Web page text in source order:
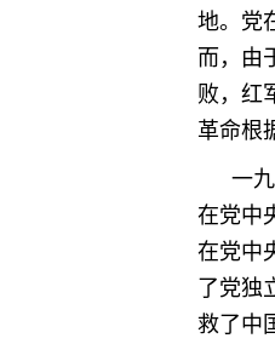
地。党
而，由
败，红
革命根
一
在党中
在党中
了党独
救了中